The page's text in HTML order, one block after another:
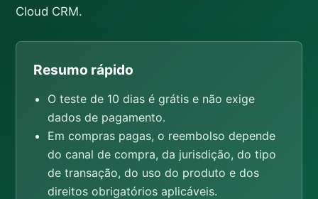
Cloud CRM.
Resumo rápido
O teste de 10 dias é grátis e não exige
dados de pagamento.
Em compras pagas, o reembolso depende
do canal de compra, da jurisdição, do tipo
de transação, do uso do produto e dos
direitos obrigatórios aplicáveis.